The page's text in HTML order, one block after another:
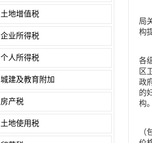
土地增值税
企业所得税
个人所得税
城建及教育附加
房产税
土地使用税
局
构
各
区
政
的
构
（